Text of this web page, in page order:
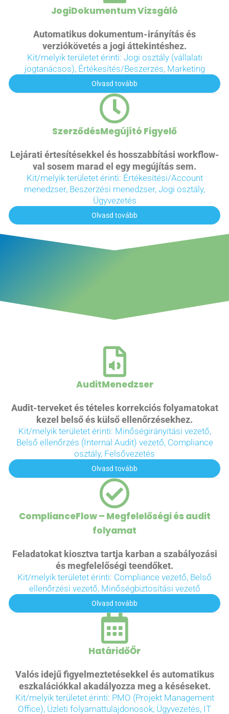
JogiDokumentum Vizsgáló
Automatikus dokumentum-irányítás és
verziókövetés a jogi áttekintéshez.
Kit/melyik területet érinti: Jogi osztály (vállalati
jogtanácsos), Értékesítés/Beszerzés, Marketing
Olvasd tovább
SzerződésMegújító Figyelő
Lejárati értesítésekkel és hosszabbítási workflow-
val sosem marad el egy megújítás sem.
Kit/melyik területet érinti: Értékesítési/Account
menedzser, Beszerzési menedzser, Jogi osztály,
Ügyvezetés
Olvasd tovább
AuditMenedzser
Audit-terveket és tételes korrekciós folyamatokat
kezel belső és külső ellenőrzésekhez.
Kit/melyik területet érinti: Minőségirányítási vezető,
Belső ellenőrzés (Internal Audit) vezető, Compliance
osztály, Felsővezetés
Olvasd tovább
ComplianceFlow – Megfelelőségi és audit
folyamat
Feladatokat kiosztva tartja karban a szabályozási
és megfelelőségi teendőket.
Kit/melyik területet érinti: Compliance vezető, Belső
ellenőrzési vezető, Minőségbiztosítási vezető
Olvasd tovább
HatáridőŐr
Valós idejű figyelmeztetésekkel és automatikus
eszkalációkkal akadályozza meg a késéseket.
Kit/melyik területet érinti: PMO (Projekt Management
Office), Üzleti folyamattulajdonosok, Ügyvezetés, IT